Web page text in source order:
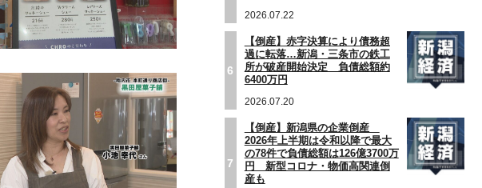
2026.07.22
6
【倒産】赤字決算により債務超
過に転落…新潟・三条市の鉄工
所が破産開始決定 負債総額約
6400万円
2026.07.20
7
【倒産】新潟県の企業倒産
2026年上半期は令和以降で最大
の78件で負債総額は126億3700万
円 新型コロナ・物価高関連倒
産も